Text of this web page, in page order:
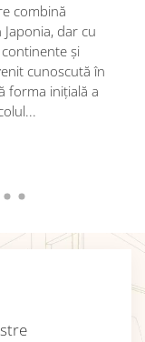
combină
dar cu
și
cunoscută în
forma inițială a